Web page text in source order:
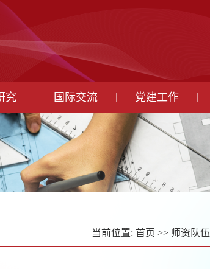
究 国际交流 党建工作
当前位置: 首页 >> 师资队伍